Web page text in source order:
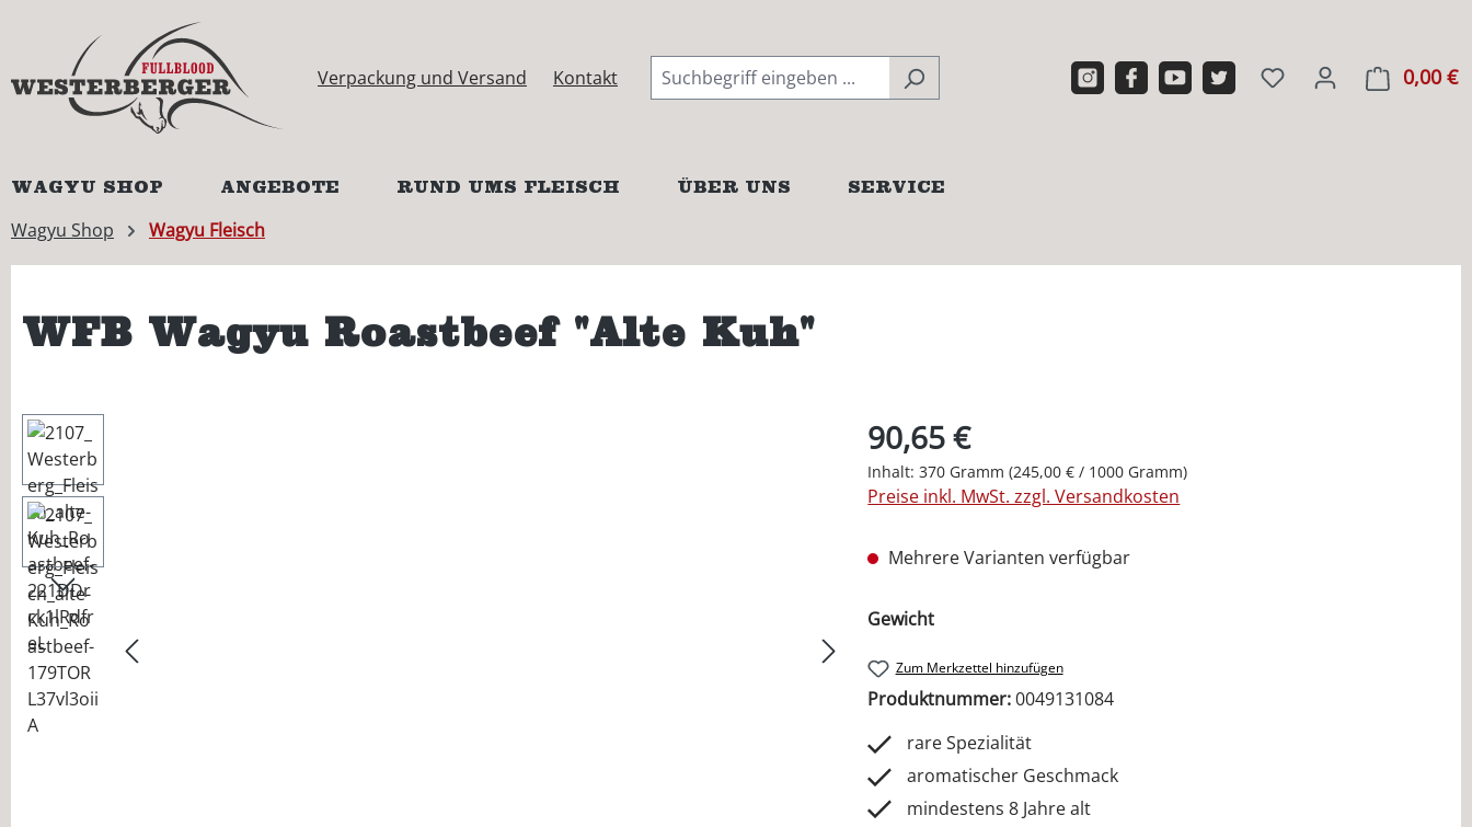
Zur Hauptnavigation springen
Verpackung und Versand Kontakt 0,00 €
WAGYU SHOP ANGEBOTE RUND UMS FLEISCH ÜBER UNS
SERVICE
Wagyu Shop
Wagyu Fleisch
WFB Wagyu Roastbeef "Alte Kuh"
Bildergalerie überspringen 90,65 €
Inhalt:370 Gramm(245,00 € / 1000 Gramm)
Preise inkl. MwSt. zzgl. Versandkosten
Mehrere Varianten verfügbar
Gewichtauswählen
Zum Merkzettel hinzufügen
Produktnummer:0049131084
rare Spezialität
aromatischer Geschmack
mindestens 8 Jahre alt